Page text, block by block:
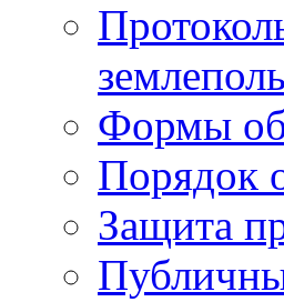
Формы
Порядок
Защита